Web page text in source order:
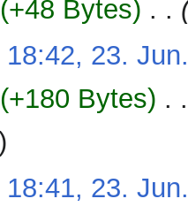
+48 Bytes
18:42, 23.
+180 Bytes
18:41, 23.